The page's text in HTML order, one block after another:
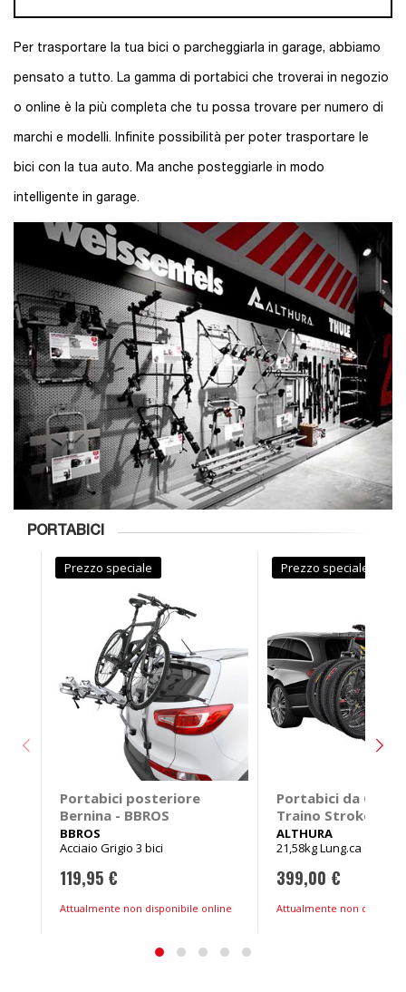
Per trasportare la tua bici o parcheggiarla in garage, abbiamo
pensato a tutto. La gamma di portabici che troverai in negozio
o online è la più completa che tu possa trovare per numero di
marchi e modelli. Infinite possibilità per poter trasportare le
bici con la tua auto. Ma anche posteggiarle in modo
intelligente in garage.
PORTABICI
Prezzo speciale
Portabici posteriore
Bernina - BBROS
BBROS
Acciaio Grigio 3 bici
119,95 €
Attualmente non disponibile online
Prezzo speciale
Portabici da
Traino Stroke 4 -
ALTHURA
ALTHURA
21,58kg Lung.ca 97cm
399,00 €
Attualmente non